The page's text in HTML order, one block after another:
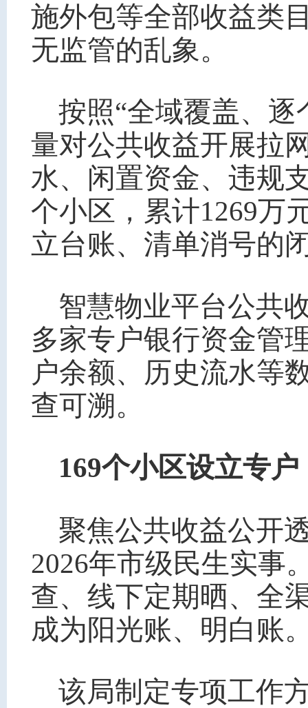
施外包等全部收益类
无监管的乱象。
按照“全域覆盖、
量对公共收益开展拉
水、闲置资金、违规
个小区，累计1269万
立台账、清单消号的
智慧物业平台公共
多家专户银行资金管
户余额、历史流水等
查可溯。
169个小区设立专
聚焦公共收益公开
2026年市级民生实事
查、线下定期晒、全
成为阳光账、明白账
该局制定专项工作